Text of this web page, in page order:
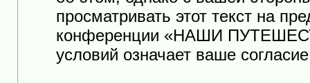
просматривать этот текст на
конференции «НАШИ
условий означает ваше